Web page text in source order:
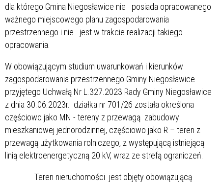
dla którego Gmina Niegosławice nie posiada opracowanego
ważnego miejscowego planu zagospodarowania
przestrzennego i nie jest w trakcie realizacji takiego
opracowania.
W obowiązującym studium uwarunkowań i kierunków
zagospodarowania przestrzennego Gminy Niegosławice
przyjętego Uchwałą Nr L.327.2023 Rady Gminy Niegosławice
z dnia 30.06.2023r. działka nr 701/26 została określona
częściowo jako MN - tereny z przewagą zabudowy
mieszkaniowej jednorodzinnej, częściowo jako R – teren z
przewagą użytkowania rolniczego, z występującą istniejącą
linią elektroenergetyczną 20 kV, wraz ze strefą ograniczeń.
Teren nieruchomości jest objęty obowiązującą